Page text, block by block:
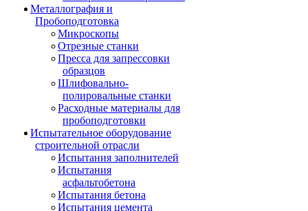
Металлография и
Пробоподготовка
Микроскопы
Отрезные станки
Пресса для запрессовки
образцов
Шлифовально-
полировальные станки
Расходные материалы для
пробоподготовки
Испытательное оборудование
строительной отрасли
Испытания заполнителей
Испытания
асфальтобетона
Испытания бетона
Испытания цемента